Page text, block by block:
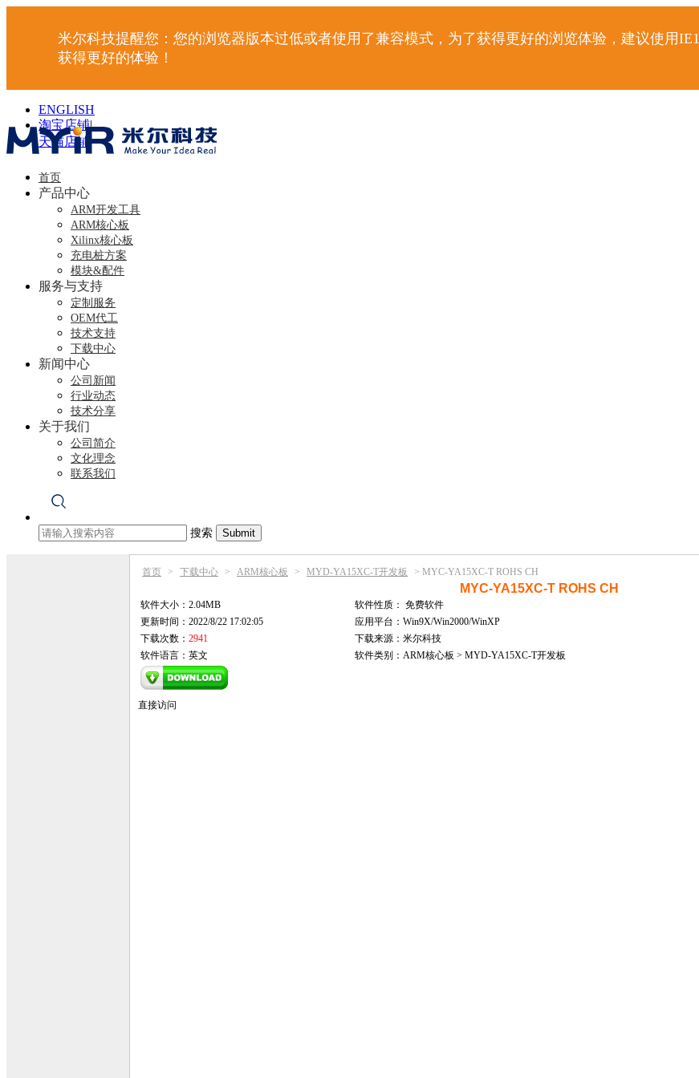
米尔科技提醒您：您的浏览器版本过低或者使用了兼容模式，为了获得更好的浏览体验，建议使用
获得更好的体验！
ENGLISH
淘宝店铺|
天猫店铺 |
首页
产品中心
ARM开发工具
ARM核心板
Xilinx核心板
充电桩方案
模块&配件
服务与支持
定制服务
OEM代工
技术支持
下载中心
新闻中心
公司新闻
行业动态
技术分享
关于我们
公司简介
文化理念
联系我们
搜索
首页 > 下载中心 > ARM核心板 > MYD-YA15XC-T开发板 > MYC-YA15XC-T ROHS CH
MYC-YA15XC-T ROHS CH
软件大小：2.04MB 软件性质： 免费软件
更新时间：2022/8/22 17:02:05
应用平台：Win9X/Win2000/WinXP
下载次数： 2941
下载来源：米尔科技
软件语言：英文
软件类别：ARM核心板 > MYD-YA15XC-T开发板
直接访问